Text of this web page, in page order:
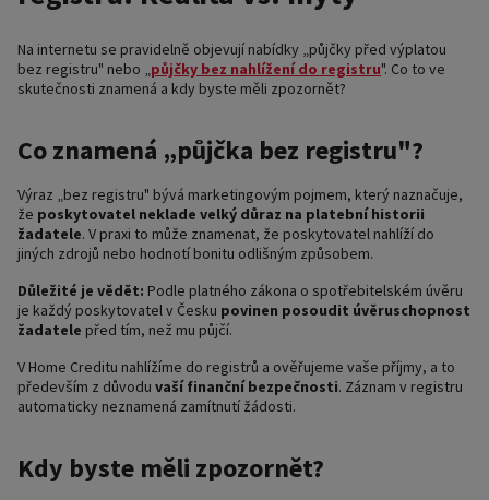
Na internetu se pravidelně objevují nabídky „půjčky před výplatou
bez registru" nebo „ půjčky bez nahlížení do registru". Co to ve
skutečnosti znamená a kdy byste měli zpozornět?
Co znamená „půjčka bez registru"?
Výraz „bez registru" bývá marketingovým pojmem, který naznačuje,
že poskytovatel neklade velký důraz na platební historii
žadatele. V praxi to může znamenat, že poskytovatel nahlíží do
jiných zdrojů nebo hodnotí bonitu odlišným způsobem.
Důležité je vědět: Podle platného zákona o spotřebitelském úvěru
je každý poskytovatel v Česku povinen posoudit úvěruschopnost
žadatele před tím, než mu půjčí.
V Home Creditu nahlížíme do registrů a ověřujeme vaše příjmy, a to
především z důvodu vaší finanční bezpečnosti. Záznam v registru
automaticky neznamená zamítnutí žádosti.
Kdy byste měli zpozornět?